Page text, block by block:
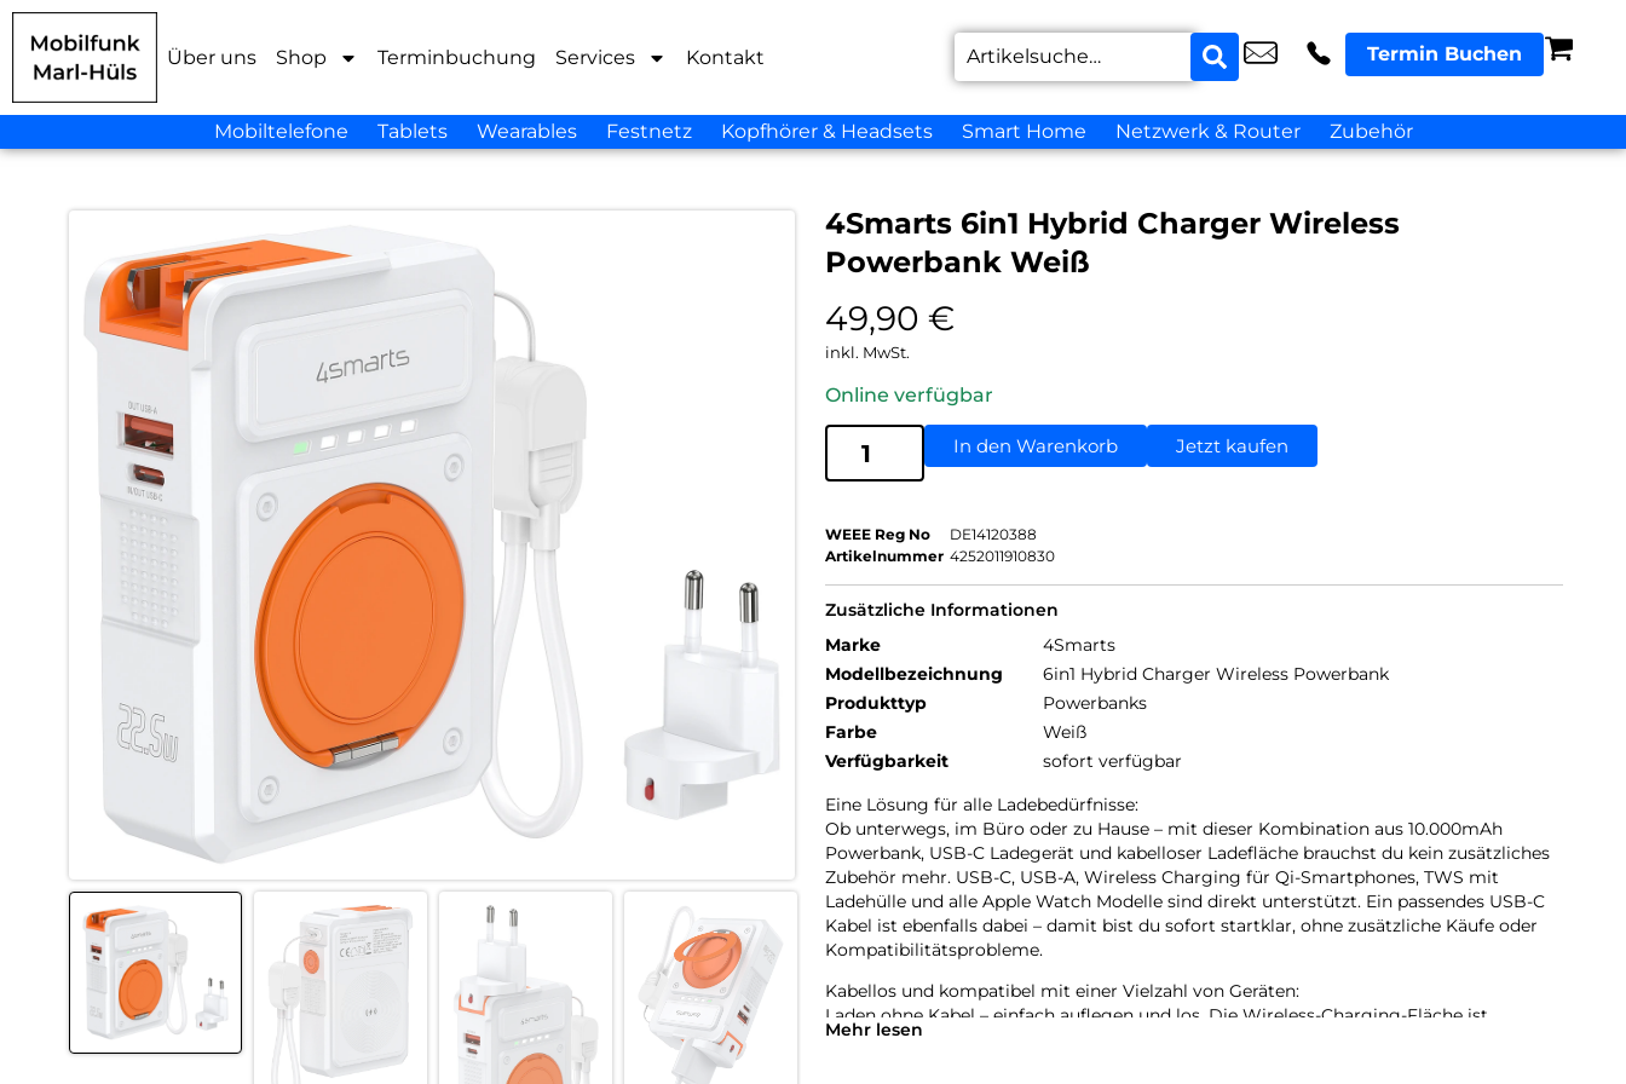
Über uns Shop Terminbuchung Services Kontakt Termin Buchen
Mobiltelefone Tablets Wearables Festnetz Kopfhörer & Headsets Smart Home Netzwerk & Router Zubehör
4Smarts 6in1 Hybrid Charger Wireless
Powerbank Weiß
49,90 €
inkl. MwSt.
Online verfügbar
In den Warenkorb Jetzt kaufen
WEEE Reg No
DE14120388
Artikelnummer 4252011910830
Zusätzliche Informationen
Marke
4Smarts
Modellbezeichnung
6in1 Hybrid Charger Wireless Powerbank
Produkttyp
Powerbanks
Farbe
Weiß
Verfügbarkeit
sofort verfügbar
Eine Lösung für alle Ladebedürfnisse:
Ob unterwegs, im Büro oder zu Hause – mit dieser Kombination aus 10.000mAh
Powerbank, USB-C Ladegerät und kabelloser Ladefläche brauchst du kein zusätzliches
Zubehör mehr. USB-C, USB-A, Wireless Charging für Qi-Smartphones, TWS mit
Ladehülle und alle Apple Watch Modelle sind direkt unterstützt. Ein passendes USB-C
Kabel ist ebenfalls dabei – damit bist du sofort startklar, ohne zusätzliche Käufe oder
Kompatibilitätsprobleme.
Kabellos und kompatibel mit einer Vielzahl von Geräten:
Laden ohne Kabel – einfach auflegen und los. Die Wireless-Charging-Fläche ist
kompatibel mit TWS-Kopfhörern mit kabelloser Ladehülle, allen gängigen Qi-fähigen
Mehr lesen